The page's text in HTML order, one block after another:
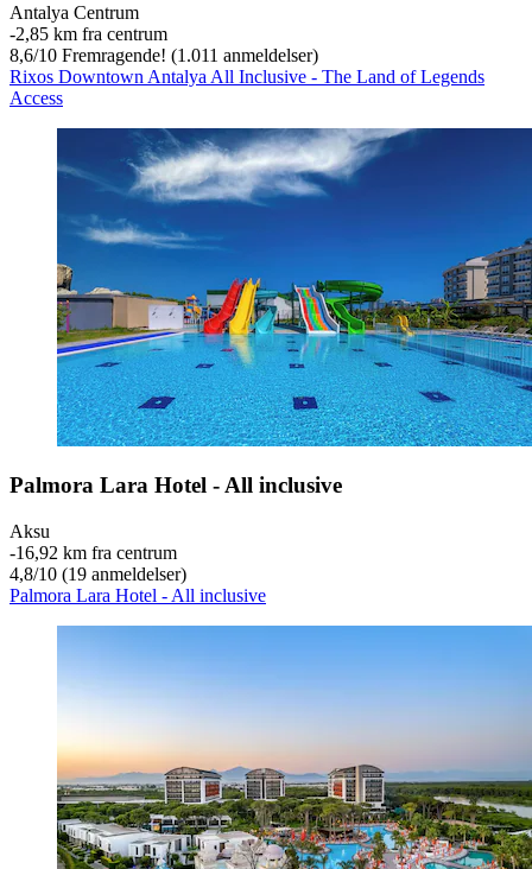
Antalya Centrum
‐2,85 km fra centrum
8,6/10 Fremragende! (1.011 anmeldelser)
Rixos Downtown Antalya All Inclusive - The Land of Legends
Access
Palmora Lara Hotel - All inclusive
Aksu
‐16,92 km fra centrum
4,8/10 (19 anmeldelser)
Palmora Lara Hotel - All inclusive